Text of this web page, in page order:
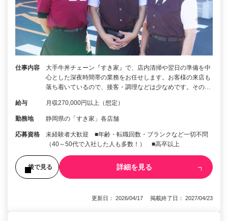
仕事内容
大手牛丼チェーン『すき家』で、店内清掃や翌日の準備を中
心とした深夜時間帯の業務をお任せします。お客様の来店も
落ち着いているので、接客・調理などは少なめです。その…
給与 月収270,000円以上（想定）
勤務地 静岡県の「すき家」各店舗
応募資格
未経験者大歓迎 ■年齢・転職回数・ブランクなど一切不問
（40～50代で入社した人も多数！） ■高卒以上
後で見る 詳細を見る
更新日： 2026/04/17 掲載終了日： 2027/04/23